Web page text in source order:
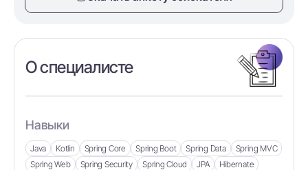
О специалисте
Навыки
Java Kotlin Spring Core Spring Boot Spring Data
Spring MVC
Spring Web
Spring Security Spring Cloud JPA
Hibernate